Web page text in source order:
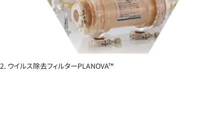
2. ウイルス除去フィルターPLANOVA™